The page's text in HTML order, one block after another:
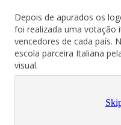
Depois de apurados os
foi realizada uma votação
vencedores de cada país.
escola parceira Italiana
visual.